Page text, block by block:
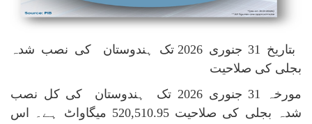
بتاریخ 31 جنوری 2026 تک ہندوستان کی نصب شدہ
بجلی کی صلاحیت
مورخہ 31 جنوری 2026 تک ہندوستان کی کل نصب
شدہ بجلی کی صلاحیت 520,510.95 میگاواٹ ہے۔ اس